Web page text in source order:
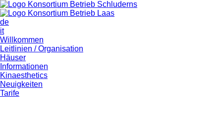
de
it
Willkommen
Leitlinien / Organisation
Häuser
Informationen
Kinaesthetics
Neuigkeiten
Tarife